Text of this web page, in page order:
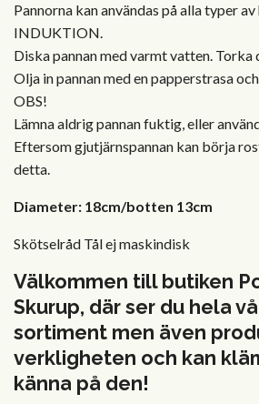
Pannorna kan användas på alla typer
INDUKTION.
Diska pannan med varmt vatten. Torka
Olja in pannan med en papperstrasa
OBS!
Lämna aldrig pannan fuktig, eller
Eftersom gjutjärnspannan kan börja
detta.
Diameter: 18cm/botten 13cm
Skötselråd Tål ej maskindisk
Välkommen till butiken
Skurup, där ser du hela
sortiment men även
verkligheten och kan
känna på den!